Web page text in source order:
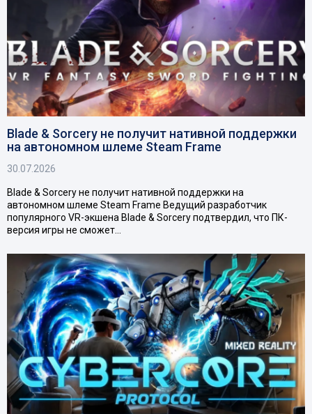
Blade & Sorcery не получит нативной поддержки
на автономном шлеме Steam Frame
30.07.2026
Blade & Sorcery не получит нативной поддержки на
автономном шлеме Steam Frame Ведущий разработчик
популярного VR-экшена Blade & Sorcery подтвердил, что ПК-
версия игры не сможет…